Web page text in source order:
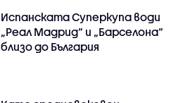
Испанската Суперкупа води
„Реал Мадрид“ и „Барселона“
близо до България